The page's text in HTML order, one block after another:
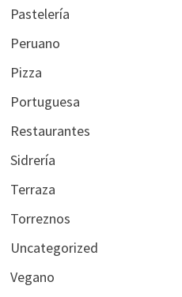
Pastelería
Peruano
Pizza
Portuguesa
Restaurantes
Sidrería
Terraza
Torreznos
Uncategorized
Vegano